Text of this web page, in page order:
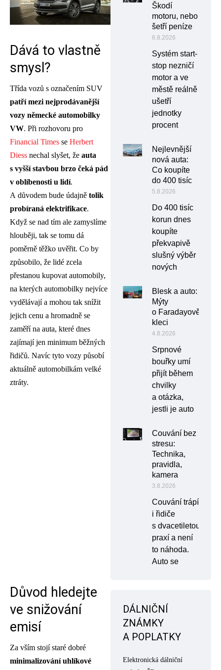
Dává to vlastně
smysl?
Třída vozů s označením SUV
patří mezi nejprodávanější
vozy německé automobilky
VW. Při rozhovoru pro
Financial Times se Herbert
Diess nechal slyšet, že auta
s vyšší stavbou brzo čeká pád
v oblíbenosti u lidí.
A důvodem bude údajně tolik
probíraná elektrifikace.
Když se nad tím ale zamyslíme
hlouběji, tak se tomu dá
poměrně těžko uvěřit. Co by
způsobilo, že lidé zcela
přestanou kupovat automobily,
na kterých automobilky nejvíce
vydělávají a mohou tak snížit
jejich cenu a hromadně se
zaměří na auta, které dnes
zajímají jen minimum běžných
řidičů. Navíc tyto vozy působí
aktuálně automobilkám velké
ztráty.
Důvod hledejte
ve snižování
emisí
Za vším stojí staré dobré
minimalizování uhlíkové
Škodí
motoru, nebo
šetří peníze
6.8.2026
Systém start-
stop nezničí
motor a ve
městě reálně
ušetří
jednotky
procent
Nejlevnější
nová auta:
Co koupíte
do 400 tisíc
5.8.2026
Do 400 tisíc
korun dnes
koupíte
překvapivě
slušný výběr
nových
Blesk a auto:
Mýty
o Faradayově
kleci
4.8.2026
Srpnové
bouřky umí
přijít během
chvilky
a otázka,
jestli je auto
Couvání bez
stresu:
Technika,
pravidla,
kamera
3.8.2026
Couvání trápí
i řidiče
s dvacetiletou
praxí a není
to náhoda.
Auto se
DÁLNIČNÍ
ZNÁMKY
A POPLATKY
Elektronická dálniční